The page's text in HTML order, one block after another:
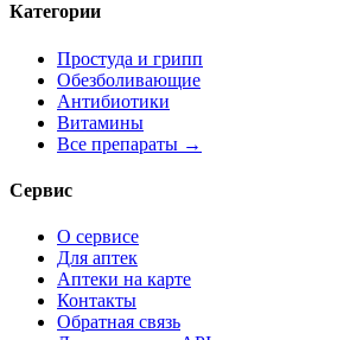
Категории
Простуда и грипп
Обезболивающие
Антибиотики
Витамины
Все препараты →
Сервис
О сервисе
Для аптек
Аптеки на карте
Контакты
Обратная связь